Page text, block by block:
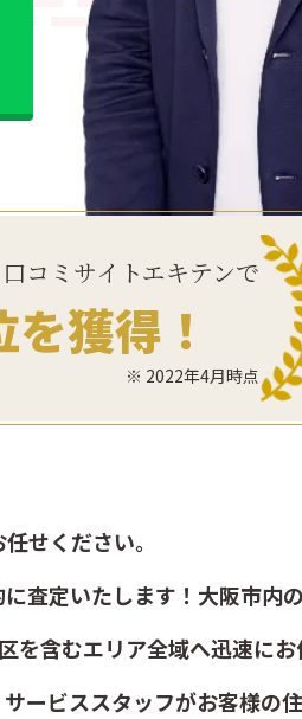
コミサイトエキテンで
を獲得！
※ 2022年4月時点
せください。
査定いたします！大阪市内
含むエリア全域へ迅速にお
ービススタッフがお客様の